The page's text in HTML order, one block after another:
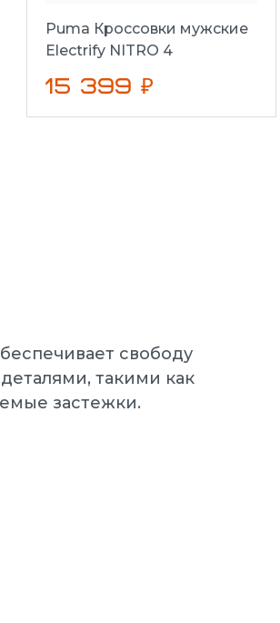
Puma Кроссовки мужские
Electrify NITRO 4
15 399 ₽
свободу
такими как
застежки.